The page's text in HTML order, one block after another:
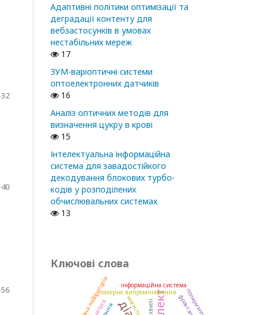
Адаптивні політики оптимізації та
деградації контенту для
вебзастосунків в умовах
нестабільних мереж
17
ЗУМ-варіоптичні системи
оптоелектронних датчиків
16
Аналіз оптичних методів для
визначення цукру в крові
15
Інтелектуальна інформаційна
система для завадостійкого
декодування блокових турбо-
кодів у розподілених
обчислювальних системах
13
Ключові слова
лазерне випромінювання
інформаційна система
поляриметрія